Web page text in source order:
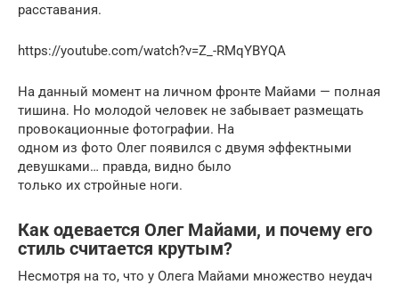
расставания.
https://youtube.com/watch?v=Z_-RMqYBYQA
На данный момент на личном фронте Майами — полная
тишина. Но молодой человек не забывает размещать
провокационные фотографии. На
одном из фото Олег появился с двумя эффектными
девушками… правда, видно было
только их стройные ноги.
Как одевается Олег Майами, и почему его
стиль считается крутым?
Несмотря на то, что у Олега Майами множество неудач